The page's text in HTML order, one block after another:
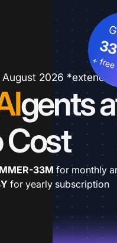
2026 *extended
gents
Cost
+
33M for monthly
for yearly subscription